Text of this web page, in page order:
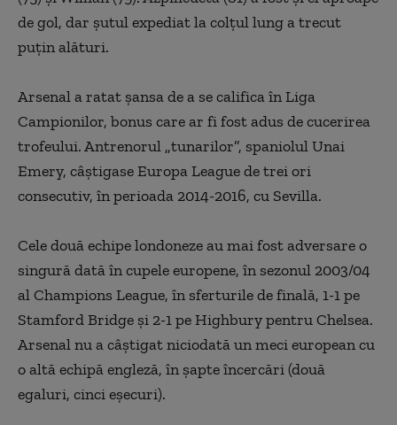
de gol, dar şutul expediat la colţul lung a trecut
puţin alături.
Arsenal a ratat şansa de a se califica în Liga
Campionilor, bonus care ar fi fost adus de cucerirea
trofeului. Antrenorul „tunarilor”, spaniolul Unai
Emery, câştigase Europa League de trei ori
consecutiv, în perioada 2014-2016, cu Sevilla.
Cele două echipe londoneze au mai fost adversare o
singură dată în cupele europene, în sezonul 2003/04
al Champions League, în sferturile de finală, 1-1 pe
Stamford Bridge şi 2-1 pe Highbury pentru Chelsea.
Arsenal nu a câştigat niciodată un meci european cu
o altă echipă engleză, în şapte încercări (două
egaluri, cinci eşecuri).